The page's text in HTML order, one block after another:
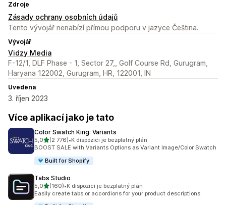
Zdroje
Zásady ochrany osobních údajů
Tento vývojář nenabízí přímou podporu v jazyce Čeština.
Vývojář
Vidzy Media
F-12/1, DLF Phase - 1, Sector 27,, Golf Course Rd, Gurugram,
Haryana 122002, Gurugram, HR, 122001, IN
Uvedena
3. říjen 2023
Více aplikací jako je tato
Color Swatch King: Variants
5,0z 5 hvězd
(2 776)
Celkový počet recenzí: 2776
•K dispozici je bezplatný plán
BOOST SALE with Variants Options as Variant Image/Color Swatch
Built for Shopify
Tabs Studio
5,0z 5 hvězd
(160)
Celkový počet recenzí: 160
•K dispozici je bezplatný plán
Easily create tabs or accordions for your product descriptions